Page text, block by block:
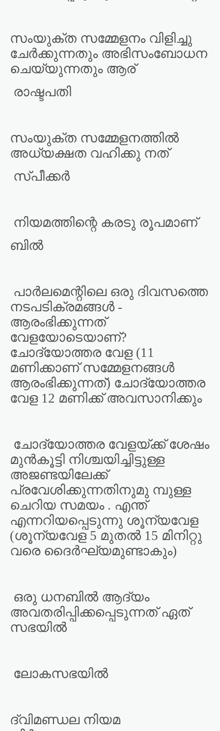
സംയുക്ത സമ്മേളനം വിളിച്ചു
ചേർക്കുന്നതും അഭിസംബോധന
ചെയ്യുന്നതും ആര്
രാഷ്ടപതി
സംയുക്ത സമ്മേളനത്തിൽ
അധ്യക്ഷത വഹിക്കു നത്
സ്പീക്കർ
നിയമത്തിന്റെ കരടു രൂപമാണ്
ബിൽ
പാർലമെന്റിലെ ഒരു ദിവസത്തെ
നടപടിക്രമങ്ങൾ -
ആരംഭിക്കുന്നത്
വേളയോടെയാണ്?
ചോദ്യോത്തര വേള (11
മണിക്കാണ് സമ്മേളനങ്ങൾ
ആരംഭിക്കുന്നത്) ചോദ്യോത്തര
വേള 12 മണിക്ക് അവസാനിക്കും
ചോദ്യോത്തര വേളയ്ക്ക് ശേഷം
മുൻകൂട്ടി നിശ്ചയിച്ചിട്ടുള്ള
അജണ്ടയിലേക്ക്
പ്രവേശിക്കുന്നതിനുമു മ്പുള്ള
ചെറിയ സമയം . എന്ത്
എന്നറിയപ്പെടുന്നു ശൂന്യവേള
(ശൂന്യവേള 5 മുതൽ 15 മിനിറ്റു
വരെ ദൈർഘ്യമുണ്ടാകും)
ഒരു ധനബിൽ ആദ്യം
അവതരിപ്പിക്കപ്പെടുന്നത് ഏത്
സഭയിൽ
ലോകസഭയിൽ
ദ്വിമണ്ഡല നിയമ